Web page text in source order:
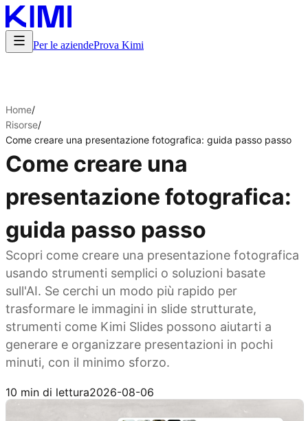
Per le aziendeProva Kimi
Home/
Risorse/
Come creare una presentazione fotografica: guida passo passo
Come creare una
presentazione fotografica:
guida passo passo
Scopri come creare una presentazione fotografica
usando strumenti semplici o soluzioni basate
sull'AI. Se cerchi un modo più rapido per
trasformare le immagini in slide strutturate,
strumenti come Kimi Slides possono aiutarti a
generare e organizzare presentazioni in pochi
minuti, con il minimo sforzo.
10 min di lettura2026-08-06